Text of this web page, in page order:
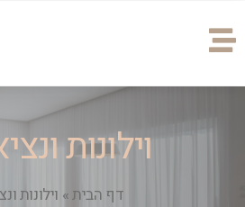
וילונות
דף הבית» וילונות